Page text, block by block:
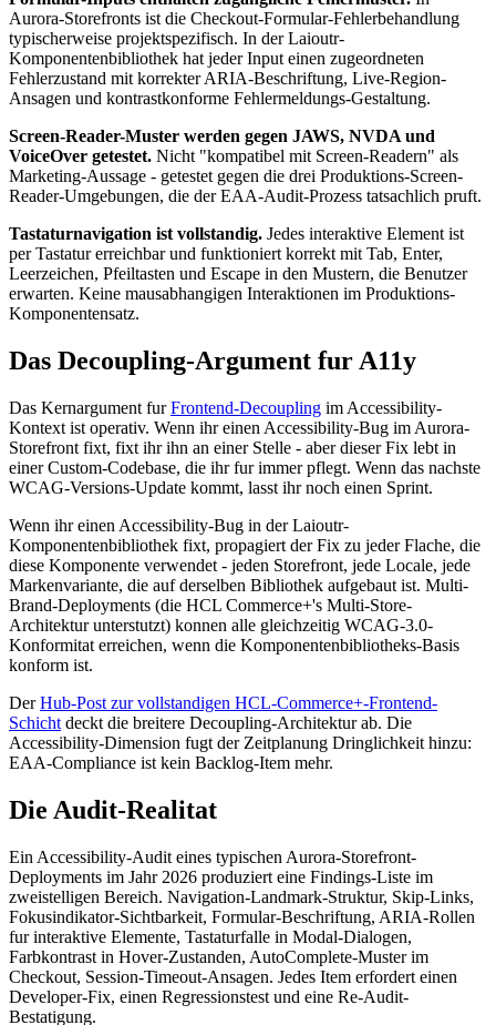
Aurora-Storefronts ist die Checkout-Formular-Fehlerbehandlung
typischerweise projektspezifisch. In der Laioutr-
Komponentenbibliothek hat jeder Input einen zugeordneten
Fehlerzustand mit korrekter ARIA-Beschriftung, Live-Region-
Ansagen und kontrastkonforme Fehlermeldungs-Gestaltung.
Screen-Reader-Muster werden gegen JAWS, NVDA und
VoiceOver getestet. Nicht "kompatibel mit Screen-Readern" als
Marketing-Aussage - getestet gegen die drei Produktions-Screen-
Reader-Umgebungen, die der EAA-Audit-Prozess tatsachlich pruft.
Tastaturnavigation ist vollstandig. Jedes interaktive Element ist
per Tastatur erreichbar und funktioniert korrekt mit Tab, Enter,
Leerzeichen, Pfeiltasten und Escape in den Mustern, die Benutzer
erwarten. Keine mausabhangigen Interaktionen im Produktions-
Komponentensatz.
Das Decoupling-Argument fur A11y
Das Kernargument furFrontend-Decoupling im Accessibility-
Kontext ist operativ. Wenn ihr einen Accessibility-Bug im Aurora-
Storefront fixt, fixt ihr ihn an einer Stelle - aber dieser Fix lebt in
einer Custom-Codebase, die ihr fur immer pflegt. Wenn das nachste
WCAG-Versions-Update kommt, lasst ihr noch einen Sprint.
Wenn ihr einen Accessibility-Bug in der Laioutr-
Komponentenbibliothek fixt, propagiert der Fix zu jeder Flache, die
diese Komponente verwendet - jeden Storefront, jede Locale, jede
Markenvariante, die auf derselben Bibliothek aufgebaut ist. Multi-
Brand-Deployments (die HCL Commerce+'s Multi-Store-
Architektur unterstutzt) konnen alle gleichzeitig WCAG-3.0-
Konformitat erreichen, wenn die Komponentenbibliotheks-Basis
konform ist.
DerHub-Post zur vollstandigen HCL-Commerce+-Frontend-
Schicht deckt die breitere Decoupling-Architektur ab. Die
Accessibility-Dimension fugt der Zeitplanung Dringlichkeit hinzu:
EAA-Compliance ist kein Backlog-Item mehr.
Die Audit-Realitat
Ein Accessibility-Audit eines typischen Aurora-Storefront-
Deployments im Jahr 2026 produziert eine Findings-Liste im
zweistelligen Bereich. Navigation-Landmark-Struktur, Skip-Links,
Fokusindikator-Sichtbarkeit, Formular-Beschriftung, ARIA-Rollen
fur interaktive Elemente, Tastaturfalle in Modal-Dialogen,
Farbkontrast in Hover-Zustanden, AutoComplete-Muster im
Checkout, Session-Timeout-Ansagen. Jedes Item erfordert einen
Developer-Fix, einen Regressionstest und eine Re-Audit-
Bestatigung.